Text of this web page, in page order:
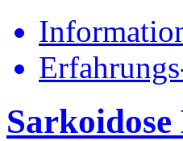
Sarkoidose